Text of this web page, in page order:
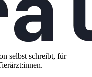
selbst schreibt, für